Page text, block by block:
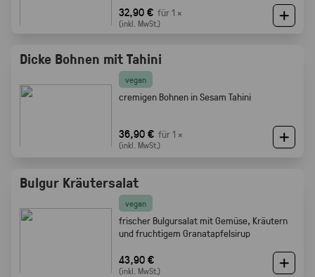
32,90 € für 1 ×
(inkl. MwSt.)
Dicke Bohnen mit Tahini
vegan
cremigen Bohnen in Sesam Tahini
36,90 € für 1 ×
(inkl. MwSt.)
Bulgur Kräutersalat
vegan
frischer Bulgursalat mit Gemüse, Kräutern
und fruchtigem Granatapfelsirup
43,90 €
(inkl. MwSt.)